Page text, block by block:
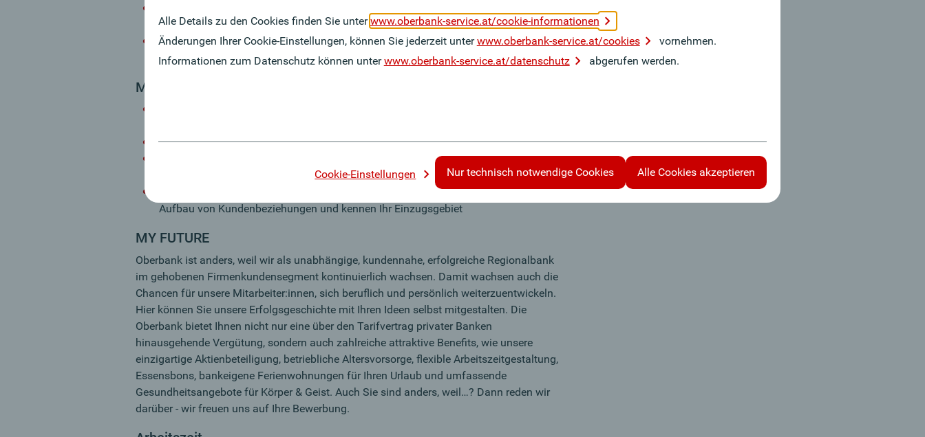
Neu- und Bestandskund:innen im Auge
Sie repräsentieren die Oberbank nach außen, pflegen aktiv Ihr Netzwerk und
beobachten laufend den regionalen Markt
MY CHALLENGE
Sie sind ein kommunikationsstarker Verkaufsprofi mit Überzeugungskraft
Engagement, Zielorientierung, Teamgeist und Diplomatie sind für Sie keine
Durch Ihre regionale Verbundenheit verfügen Sie über ein eigenes Netzwerk zum
Aufbau von Kundenbeziehungen und kennen Ihr Einzugsgebiet
MY FUTURE
Oberbank ist anders, weil wir als unabhängige, kundennahe, erfolgreiche Regionalbank
im gehobenen Firmenkundensegment kontinuierlich wachsen. Damit wachsen auch die
Chancen für unsere Mitarbeiter:innen, sich beruflich und persönlich weiterzuentwickeln.
Hier können Sie unsere Erfolgsgeschichte mit Ihren Ideen selbst mitgestalten. Die
Oberbank bietet Ihnen nicht nur eine über den Tarifvertrag privater Banken
hinausgehende Vergütung, sondern auch zahlreiche attraktive Benefits, wie unsere
einzigartige Aktienbeteiligung, betriebliche Altersvorsorge, flexible Arbeitszeitgestaltung,
Essensbons, bankeigene Ferienwohnungen für Ihren Urlaub und umfassende
Gesundheitsangebote für Körper & Geist. Auch Sie sind anders, weil…? Dann reden wir
darüber - wir freuen uns auf Ihre Bewerbung.
Alle Details zu den Cookies finden Sie unterwww.oberbank-service.at/cookie-informationen
Änderungen Ihrer Cookie-Einstellungen, können Sie jederzeit unterwww.oberbank-service.at/cookies
vornehmen.
Informationen zum Datenschutz können unterwww.oberbank-service.at/datenschutz abgerufen werden.
Cookie-Einstellungen Nur technisch notwendige Cookies Alle Cookies akzeptieren